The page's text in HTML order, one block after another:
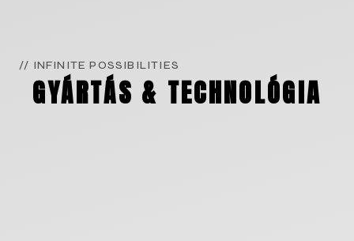
// INFINITE POSSIBILITIES
GYÁRTÁS & TECHNOLÓGIA